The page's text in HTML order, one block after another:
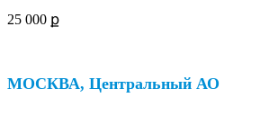
25 000 ք
МОСКВА, Центральный АО